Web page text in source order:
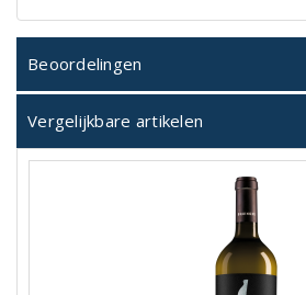
Beoordelingen
Vergelijkbare artikelen